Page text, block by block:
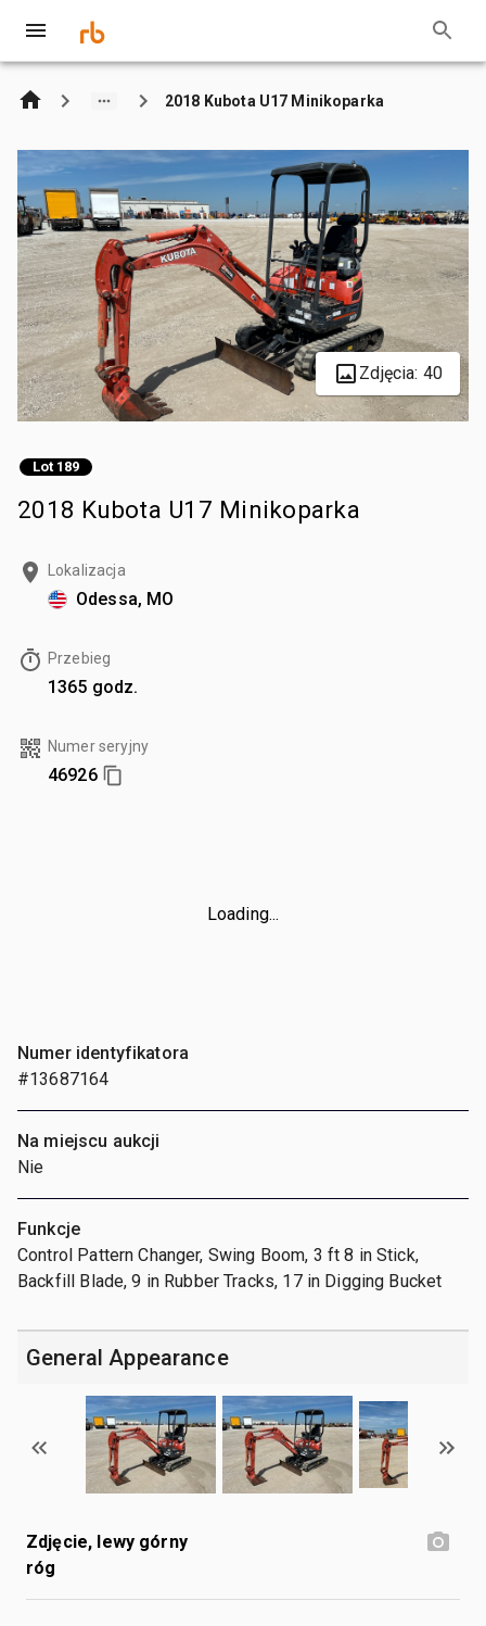
2018 Kubota U17 Minikoparka
Zdjęcia: 40
Lot 189
2018 Kubota U17 Minikoparka
Lokalizacja
Odessa, MO
Przebieg
1365 godz.
Numer seryjny
46926
Loading...
Numer identyfikatora
#13687164
Na miejscu aukcji
Nie
Funkcje
Control Pattern Changer, Swing Boom, 3 ft 8 in Stick,
Backfill Blade, 9 in Rubber Tracks, 17 in Digging Bucket
General Appearance
Zdjęcie, lewy górny
róg